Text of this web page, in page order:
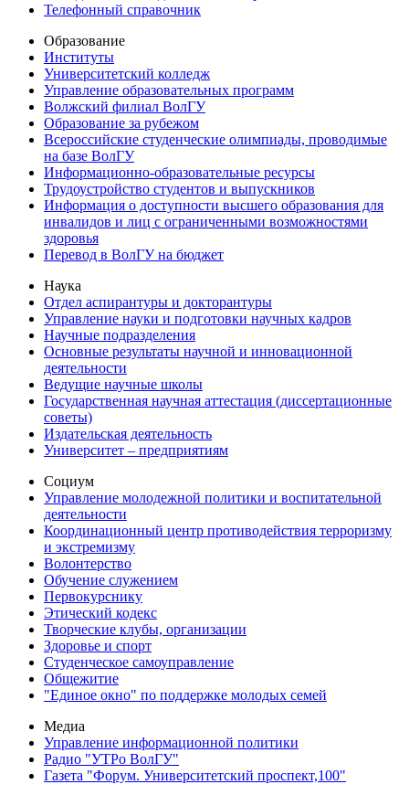
Телефонный справочник
Образование
Институты
Университетский колледж
Управление образовательных программ
Волжский филиал ВолГУ
Образование за рубежом
Всероссийские студенческие олимпиады, проводимые
на базе ВолГУ
Информационно-образовательные ресурсы
Трудоустройство студентов и выпускников
Информация о доступности высшего образования для
инвалидов и лиц с ограниченными возможностями
здоровья
Перевод в ВолГУ на бюджет
Наука
Отдел аспирантуры и докторантуры
Управление науки и подготовки научных кадров
Научные подразделения
Основные результаты научной и инновационной
деятельности
Ведущие научные школы
Государственная научная аттестация (диссертационные
советы)
Издательская деятельность
Университет – предприятиям
Социум
Управление молодежной политики и воспитательной
деятельности
Координационный центр противодействия терроризму
и экстремизму
Волонтерство
Обучение служением
Первокурснику
Этический кодекс
Творческие клубы, организации
Здоровье и спорт
Студенческое самоуправление
Общежитие
"Единое окно" по поддержке молодых семей
Медиа
Управление информационной политики
Радио "УТРо ВолГУ"
Газета "Форум. Университетский проспект,100"